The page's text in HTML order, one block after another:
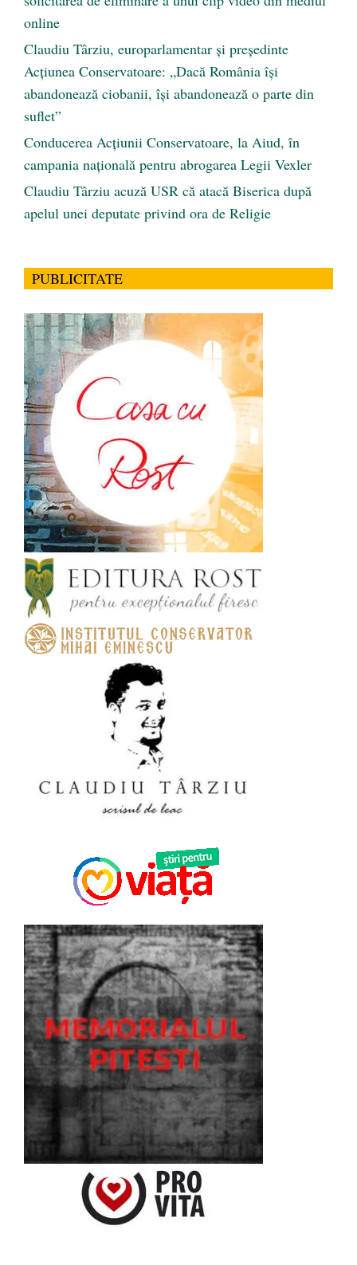
online
Claudiu Târziu, europarlamentar și președinte
Acțiunea Conservatoare: „Dacă România își
abandonează ciobanii, își abandonează o parte din
suflet”
Conducerea Acțiunii Conservatoare, la Aiud, în
campania națională pentru abrogarea Legii Vexler
Claudiu Târziu acuză USR că atacă Biserica după
apelul unei deputate privind ora de Religie
PUBLICITATE